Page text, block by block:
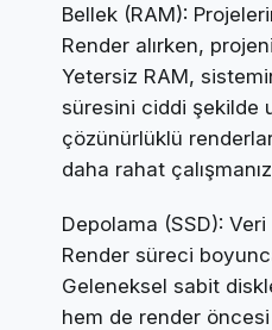
Bellek (RAM):
Render alırken,
Yetersiz RAM,
süresini ciddi şekilde
çözünürlüklü
daha rahat
Depolama (SSD): Veri
Render süreci
Geleneksel sabit
hem de render öncesi